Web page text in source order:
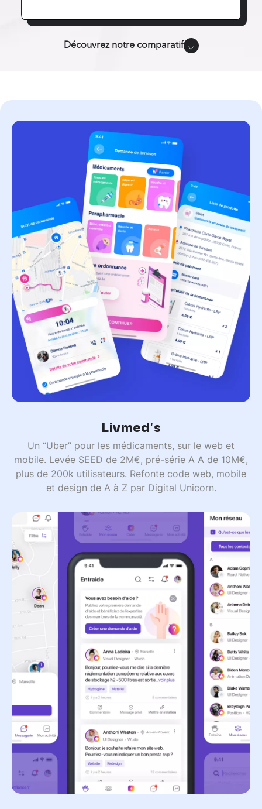
Découvrez notre comparatif
Livmed's
Un “Uber” pour les médicaments, sur le web et
mobile. Levée SEED de 2M€, pré-série A A de 10M€,
plus de 200k utilisateurs. Refonte code web, mobile
et design de A à Z par Digital Unicorn.